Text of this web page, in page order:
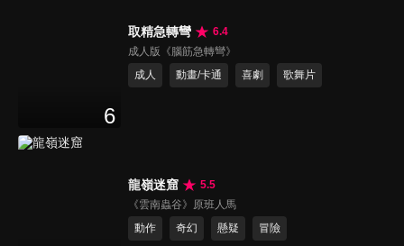
6
取精急轉彎
6.4
成人版《腦筋急轉彎》
成人
動畫/卡通 喜劇 歌舞片
龍嶺迷窟
5.5
《雲南蟲谷》原班人馬
動作
奇幻 懸疑 冒險